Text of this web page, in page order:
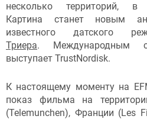
несколько территорий,
Картина станет новым
известного датского
Триера. Международным
выступает TrustNordisk.
К настоящему моменту на
показ фильма на
(Telemunchen), Франции (Les